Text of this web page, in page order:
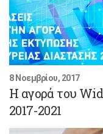
8 Νοεμβρίου, 2017
Η αγορά του
2017-2021